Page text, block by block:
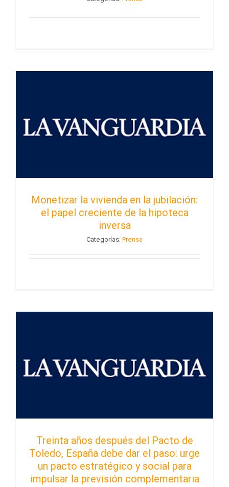
Monetizar la vivienda en la jubilación:
el papel creciente de la hipoteca
inversa
Categorías: Prensa
Treinta años después del Pacto de
Toledo, España debe dar el paso: urge
un pacto estratégico y social para
impulsar la previsión complementaria